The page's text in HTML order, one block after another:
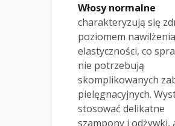
Włosy normalne
charakteryzują się
poziomem
elastyczności, co
nie potrzebują
skomplikowanych
pielęgnacyjnych.
stosować delikatne
szampony i odżywki,